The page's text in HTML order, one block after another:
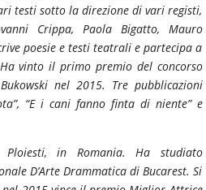
testi sotto la direzione di vari registi,
Crippa, Paola Bigatto, Mauro
poesie e testi teatrali e partecipa a
vinto il primo premio del concorso
nel 2015. Tre pubblicazioni
“E i cani fanno finta di niente” e
in Romania. Ha studiato
D’Arte Drammatica di Bucarest. Si